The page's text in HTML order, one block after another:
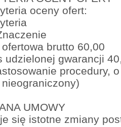
oceny ofert:
brutto 60,00
udzielonej gwarancji
procedury,
UMOWY
się istotne zmiany